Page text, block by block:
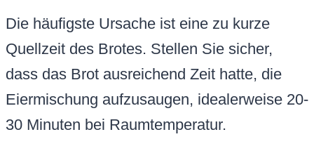
Die häufigste Ursache ist eine zu kurze
Quellzeit des Brotes. Stellen Sie sicher,
dass das Brot ausreichend Zeit hatte, die
Eiermischung aufzusaugen, idealerweise 20-
30 Minuten bei Raumtemperatur.